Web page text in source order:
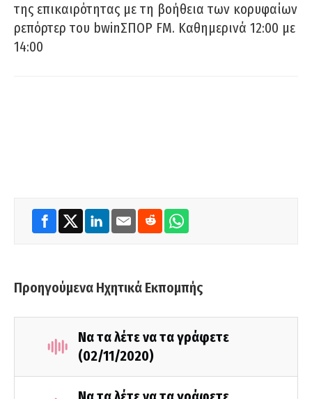
της επικαιρότητας με τη βοήθεια των κορυφαίων
ρεπόρτερ του bwinΣΠΟΡ FM. Καθημερινά 12:00 με
14:00
Προηγούμενα Ηχητικά Εκπομπής
Να τα λέτε να τα γράφετε
(02/11/2020)